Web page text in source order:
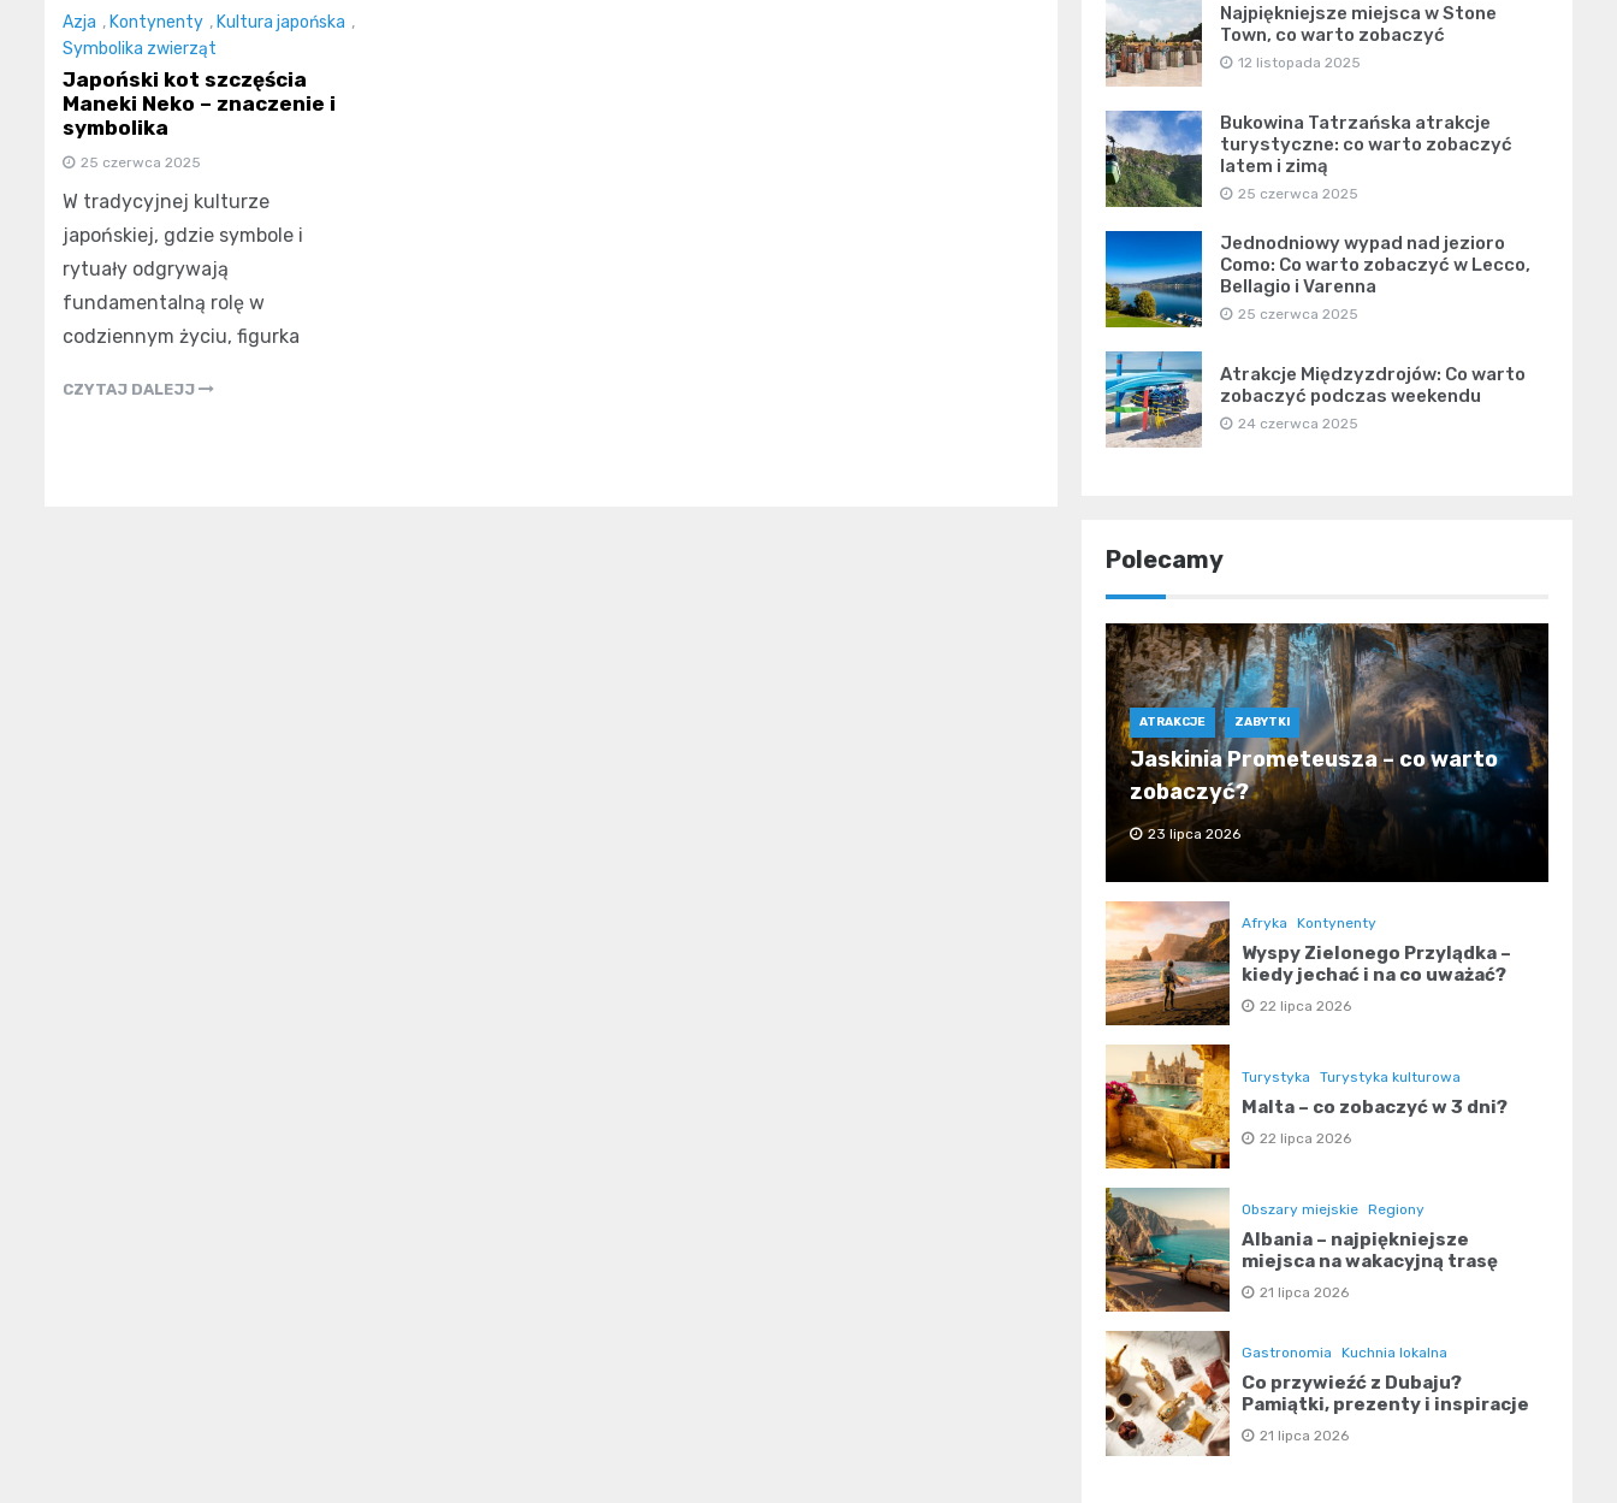
Azja , Kontynenty , Kultura japońska ,
Symbolika zwierząt
Japoński kot szczęścia
Maneki Neko – znaczenie i
symbolika
25 czerwca 2025
W tradycyjnej kulturze
japońskiej, gdzie symbole i
rytuały odgrywają
fundamentalną rolę w
codziennym życiu, figurka
CZYTAJ DALEJJ
Najpiękniejsze miejsca w Stone
Town, co warto zobaczyć
12 listopada 2025
Bukowina Tatrzańska atrakcje
turystyczne: co warto zobaczyć
latem i zimą
25 czerwca 2025
Jednodniowy wypad nad jezioro
Como: Co warto zobaczyć w Lecco,
Bellagio i Varenna
25 czerwca 2025
Atrakcje Międzyzdrojów: Co warto
zobaczyć podczas weekendu
24 czerwca 2025
Polecamy
ATRAKCJE ZABYTKI
Jaskinia Prometeusza – co warto
zobaczyć?
23 lipca 2026
Afryka Kontynenty
Wyspy Zielonego Przylądka –
kiedy jechać i na co uważać?
22 lipca 2026
Turystyka Turystyka kulturowa
Malta – co zobaczyć w 3 dni?
22 lipca 2026
Obszary miejskie Regiony
Albania – najpiękniejsze
miejsca na wakacyjną trasę
21 lipca 2026
Gastronomia Kuchnia lokalna
Co przywieźć z Dubaju?
Pamiątki, prezenty i inspiracje
21 lipca 2026